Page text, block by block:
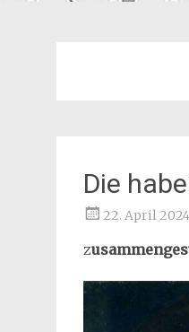
Die
22. April 2024
z